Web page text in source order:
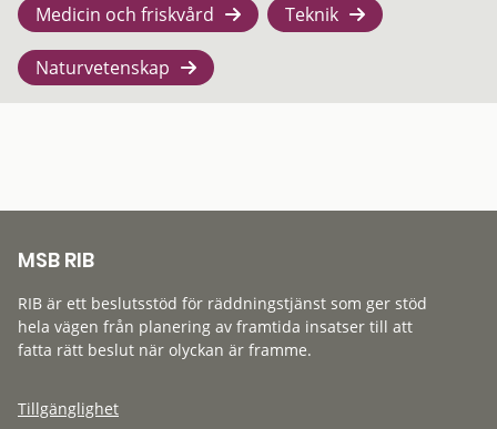
Medicin och friskvård Teknik
Naturvetenskap
MSB RIB
RIB är ett beslutsstöd för räddningstjänst som ger stöd
hela vägen från planering av framtida insatser till att
fatta rätt beslut när olyckan är framme.
Tillgänglighet